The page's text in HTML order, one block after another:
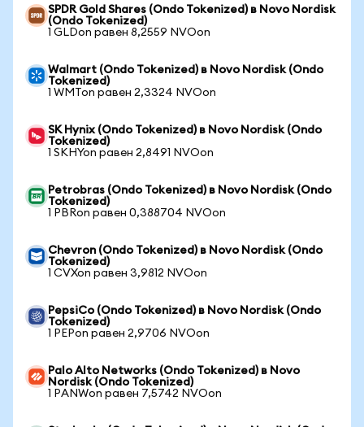
SPDR Gold Shares (Ondo Tokenized) в Novo Nordisk
(Ondo Tokenized)
1 GLDon равен 8,2559 NVOon
Walmart (Ondo Tokenized) в Novo Nordisk (Ondo
Tokenized)
1 WMTon равен 2,3324 NVOon
SK Hynix (Ondo Tokenized) в Novo Nordisk (Ondo
Tokenized)
1 SKHYon равен 2,8491 NVOon
Petrobras (Ondo Tokenized) в Novo Nordisk (Ondo
Tokenized)
1 PBRon равен 0,388704 NVOon
Chevron (Ondo Tokenized) в Novo Nordisk (Ondo
Tokenized)
1 CVXon равен 3,9812 NVOon
PepsiCo (Ondo Tokenized) в Novo Nordisk (Ondo
Tokenized)
1 PEPon равен 2,9706 NVOon
Palo Alto Networks (Ondo Tokenized) в Novo
Nordisk (Ondo Tokenized)
1 PANWon равен 7,5742 NVOon